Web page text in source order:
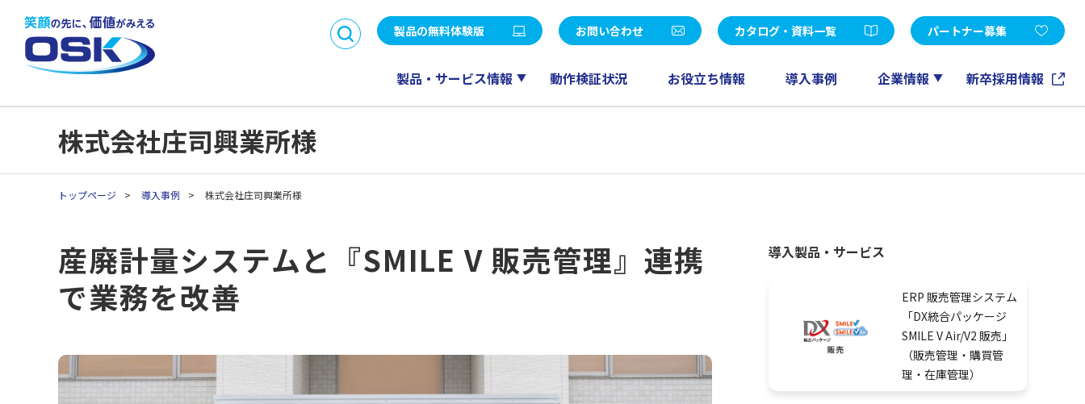
製品の無料体験版 お問い合わせ カタログ・資料一覧 パートナー募集
製品・サービス情報 動作検証状況 お役立ち情報 導入事例 企業情報 新卒採用情報
から探す
業務目的で探す
業種別製品・サービス
を探す
SMILE V Air / SMILE V 2nd Edition
販売
生産革新 Wun-jin
eValue V Air / eValue V 2nd Edition
ドキュメント管理
業種別製品一覧はこちら
Microsoft365
GeneXus
沿革 事業所一覧 決算公告
パートナープログラム
API連携開発パートナ
ー制度
株式会社庄司興業所様
トップページ > 導入事例 > 株式会社庄司興業所様
産廃計量システムと『SMILE V 販売管理』連携
で業務を改善
導入製品・サービス
ERP 販売管理システム
「DX統合パッケージ
SMILE V Air/V2 販売」
（販売管理・購買管
理・在庫管理）